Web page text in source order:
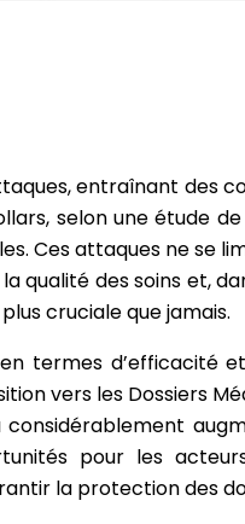
entraînant des
selon une étude
Ces attaques ne se
des soins et,
cruciale que jamais.
termes d’efficacité
vers les Dossiers
pour les
la protection des